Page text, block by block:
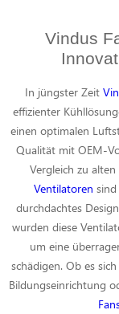
Vindus
In jüngster Zeit
effizienter
einen optimalen
Qualität mit OEM-
Vergleich zu
Ventilatoren
durchdachtes
wurden diese
um eine
schädigen. Ob es
Bildungseinrichtung